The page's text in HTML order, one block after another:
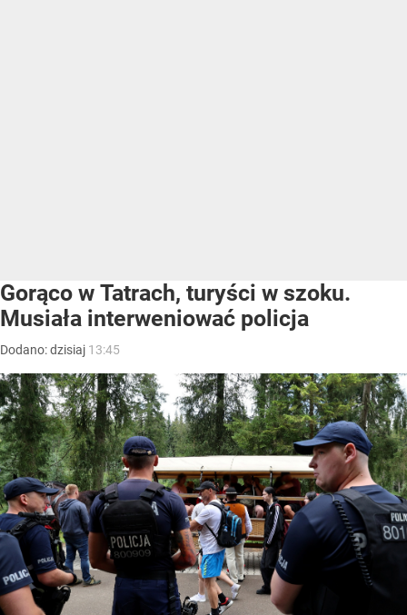
Gorąco w Tatrach, turyści w szoku.
Musiała interweniować policja
Dodano:dzisiaj 13:45